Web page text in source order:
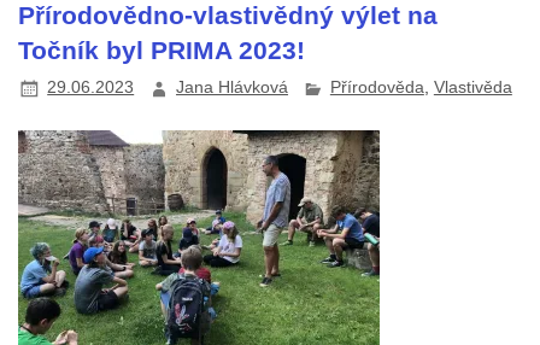
Přírodovědno-vlastivědný výlet na
Točník byl PRIMA 2023!
29.06.2023 Jana Hlávková Přírodověda, Vlastivěda